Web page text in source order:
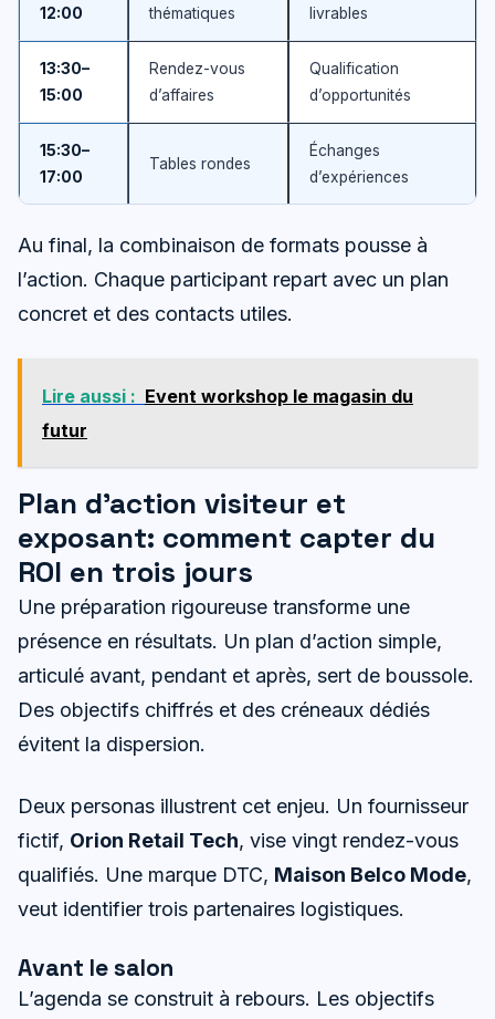
12:00
thématiques
livrables
13:30–
15:00
Rendez-vous
d’affaires
Qualification
d’opportunités
15:30–
17:00
Tables rondes
Échanges
d’expériences
Au final, la combinaison de formats pousse à
l’action. Chaque participant repart avec un plan
concret et des contacts utiles.
Lire aussi : Event workshop le magasin du
futur
Plan d’action visiteur et
exposant: comment capter du
ROI en trois jours
Une préparation rigoureuse transforme une
présence en résultats. Un plan d’action simple,
articulé avant, pendant et après, sert de boussole.
Des objectifs chiffrés et des créneaux dédiés
évitent la dispersion.
Deux personas illustrent cet enjeu. Un fournisseur
fictif, Orion Retail Tech, vise vingt rendez-vous
qualifiés. Une marque DTC, Maison Belco Mode,
veut identifier trois partenaires logistiques.
Avant le salon
L’agenda se construit à rebours. Les objectifs